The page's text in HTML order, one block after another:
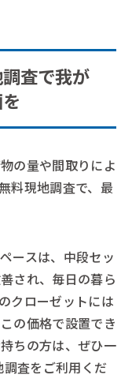
査で我が
の量や間取りによ
料現地調査で、最
ースは、中段セッ
され、毎日の暮ら
クローゼットには
の価格で設置でき
ちの方は、ぜひ一
査をご利用くだ